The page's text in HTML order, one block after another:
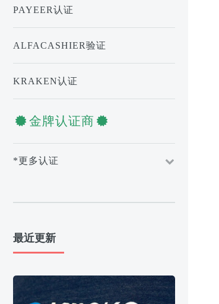
PAYEER认证
ALFACASHIER验证
KRAKEN认证
金牌认证商
*更多认证
最近更新